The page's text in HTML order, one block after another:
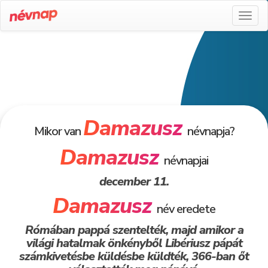
Mikor vanDamazusz névnapja?
Damazusz névnapjai
december 11.
Damazusz név eredete
Rómában pappá szentelték, majd amikor a
világi hatalmak önkényből Libériusz pápát
számkivetésbe küldésbe küldték, 366-ban őt